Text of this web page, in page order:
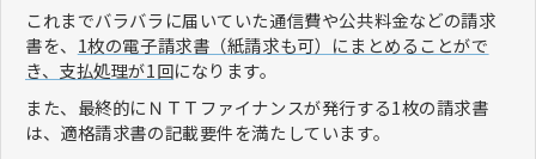
これまでバラバラに届いていた通信費や公共料金などの請求
書を、 1枚の電子請求書（紙請求も可）にまとめることがで
き、支払処理が1回になります。
また、最終的にＮＴＴファイナンスが発行する1枚の請求書
は、適格請求書の記載要件を満たしています。